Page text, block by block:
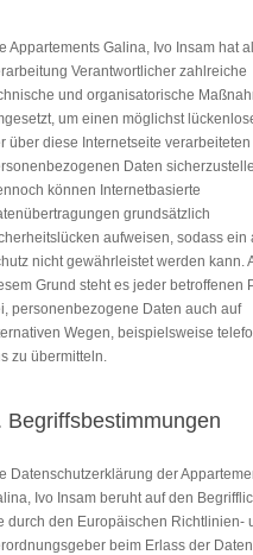
Appartements Galina, Ivo Insam hat
Verantwortlicher zahlreiche
und organisatorische
um einen möglichst
über diese Internetseite verarbeiteten
Daten
können Internetbasierte
grundsätzlich
aufweisen, sodass ein
nicht gewährleistet werden kann.
Grund steht es jeder betroffenen
personenbezogene Daten auch auf
Wegen, beispielsweise
zu übermitteln.
Begriffsbestimmungen
Datenschutzerklärung der
Ivo Insam beruht auf den
durch den Europäischen Richtlinien-
beim Erlass der